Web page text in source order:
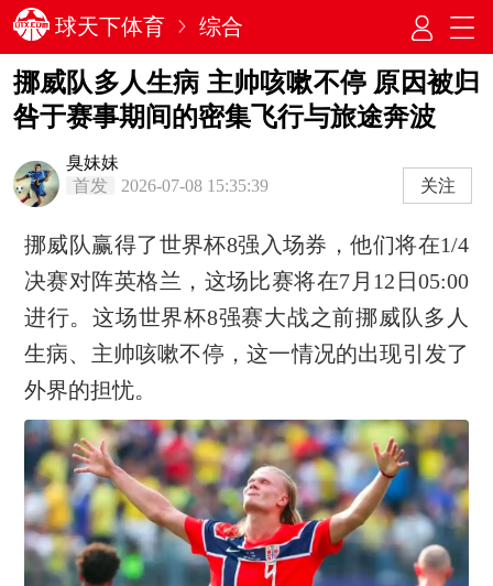
球天下体育 综合
挪威队多人生病 主帅咳嗽不停 原因被归
咎于赛事期间的密集飞行与旅途奔波
臭妹妹
首发
2026-07-08 15:35:39 关注
挪威队赢得了世界杯8强入场券，他们将在1/4
决赛对阵英格兰，这场比赛将在7月12日05:00
进行。这场世界杯8强赛大战之前挪威队多人
生病、主帅咳嗽不停，这一情况的出现引发了
外界的担忧。